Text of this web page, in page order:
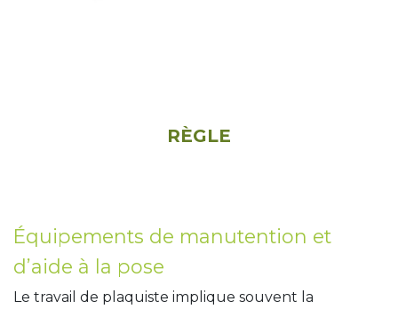
RÈGLE
Équipements de manutention et
d’aide à la pose
Le travail de plaquiste implique souvent la